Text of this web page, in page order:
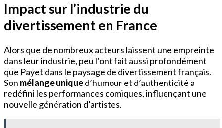
Impact sur l’industrie du
divertissement en France
Alors que de nombreux acteurs laissent une empreinte
dans leur industrie, peu l’ont fait aussi profondément
que Payet dans le paysage de divertissement français.
Son mélange uniqued’humour et d’authenticité a
redéfini les performances comiques, influençant une
nouvelle génération d’artistes.